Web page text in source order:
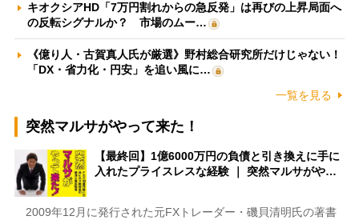
キオクシアHD「7万円割れからの急反発」は再びの上昇局面へ
の反転シグナルか？ 市場のムー…
《億り人・古賀真人氏が厳選》野村総合研究所だけじゃない！
「DX・省力化・円安」を追い風に…
一覧を見る
突然マルサがやって来た！
【最終回】1億6000万円の負債と引き換えに手に
入れたプライスレスな経験 ｜ 突然マルサがや…
2009年12月に発行された元FXトレーダー・磯貝清明氏の著書